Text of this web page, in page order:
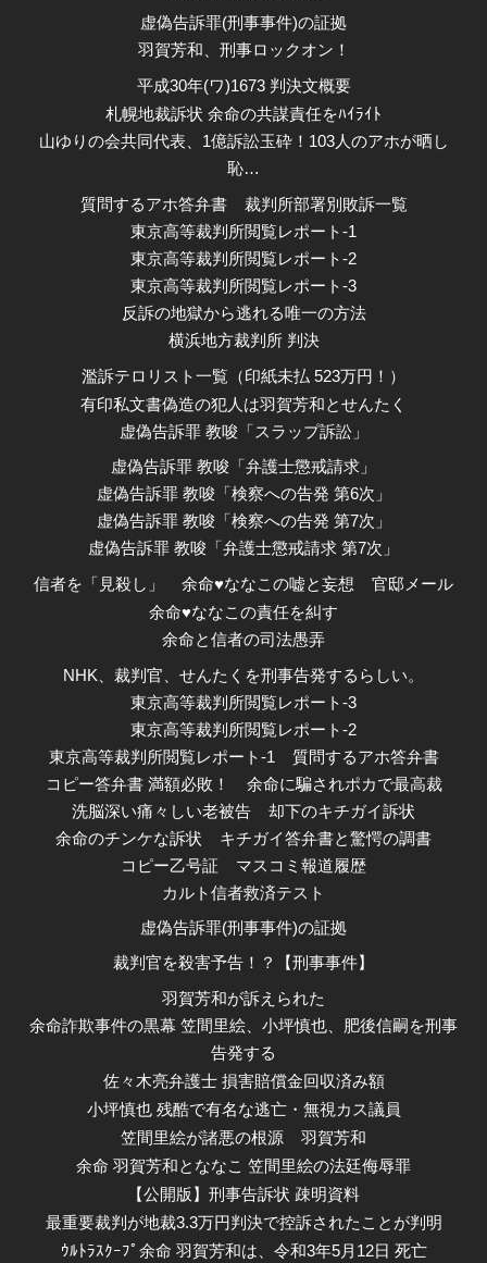
虚偽告訴罪(刑事事件)の証拠
羽賀芳和、刑事ロックオン！
平成30年(ワ)1673 判決文概要
札幌地裁訴状 余命の共謀責任をﾊｲﾗｲﾄ
山ゆりの会共同代表、1億訴訟玉砕！103人のアホが晒し
恥…
質問するアホ答弁書
裁判所部署別敗訴一覧
東京高等裁判所閲覧レポート-1
東京高等裁判所閲覧レポート-2
東京高等裁判所閲覧レポート-3
反訴の地獄から逃れる唯一の方法
横浜地方裁判所 判決
濫訴テロリスト一覧（印紙未払 523万円！）
有印私文書偽造の犯人は羽賀芳和とせんたく
虚偽告訴罪 教唆「スラップ訴訟」
虚偽告訴罪 教唆「弁護士懲戒請求」
虚偽告訴罪 教唆「検察への告発 第6次」
虚偽告訴罪 教唆「検察への告発 第7次」
虚偽告訴罪 教唆「弁護士懲戒請求 第7次」
信者を「見殺し」 余命♥ななこの嘘と妄想
官邸メール
余命♥ななこの責任を糾す
余命と信者の司法愚弄
NHK、裁判官、せんたくを刑事告発するらしい。
東京高等裁判所閲覧レポート-3
東京高等裁判所閲覧レポート-2
東京高等裁判所閲覧レポート-1
質問するアホ答弁書
コピー答弁書 満額必敗！
余命に騙されポカで最高裁
洗脳深い痛々しい老被告
却下のキチガイ訴状
余命のチンケな訴状
キチガイ答弁書と驚愕の調書
コピー乙号証
マスコミ報道履歴
カルト信者救済テスト
虚偽告訴罪(刑事事件)の証拠
裁判官を殺害予告！？【刑事事件】
羽賀芳和が訴えられた
余命詐欺事件の黒幕 笠間里絵、小坪慎也、肥後信嗣を刑事
告発する
佐々木亮弁護士 損害賠償金回収済み額
小坪慎也 残酷で有名な逃亡・無視カス議員
笠間里絵が諸悪の根源
羽賀芳和
余命 羽賀芳和とななこ 笠間里絵の法廷侮辱罪
【公開版】刑事告訴状 疎明資料
最重要裁判が地裁3.3万円判決で控訴されたことが判明
ｳﾙﾄﾗｽｸｰﾌﾟ余命 羽賀芳和は、令和3年5月12日 死亡